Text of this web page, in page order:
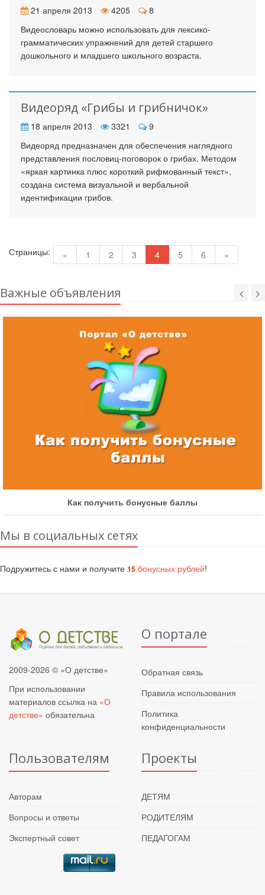
21 апреля 2013 4205
8
Видеословарь можно использовать для лексико-
грамматических упражнений для детей старшего
дошкольного и младшего школьного возраста.
Видеоряд «Грибы и грибничок»
18 апреля 2013 3321
9
Видеоряд предназначен для обеспечения наглядного
представления пословиц-поговорок о грибах. Методом
«яркая картинка плюс короткий рифмованный текст»,
создана система визуальной и вербальной
идентификации грибов.
Страницы: « 1 2 3 4 5 6 »
Важные объявления
Как получить бонусные баллы
Мы в социальных сетях
Подружитесь с нами и получите 15 бонусных рублей!
2009-2026 © «О детстве»
При использовании
материалов ссылка на «О
детстве» обязательна
О портале
Обратная связь
Правила использования
Политика
конфиденциальности
Пользователям
Авторам
Вопросы и ответы
Экспертный совет
Проекты
ДЕТЯМ
РОДИТЕЛЯМ
ПЕДАГОГАМ